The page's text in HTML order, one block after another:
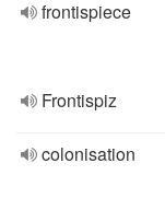
frontispiece
Frontispiz
colonisation